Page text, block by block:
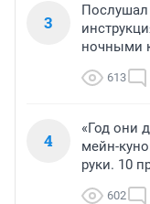
3
ночными
613
4
«Год они
мейн-
руки. 10
602